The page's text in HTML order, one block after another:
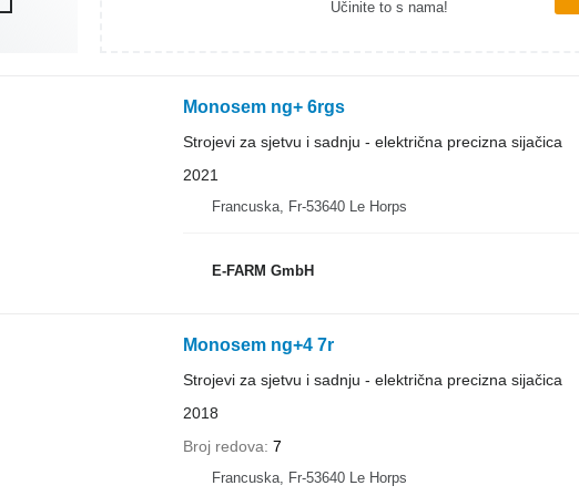
Učinite to s nama!
Monosem ng+ 6rgs
Strojevi za sjetvu i sadnju - električna precizna sijačica
2021
Francuska, Fr-53640 Le Horps
E-FARM GmbH
Monosem ng+4 7r
Strojevi za sjetvu i sadnju - električna precizna sijačica
2018
Broj redova 7
Francuska, Fr-53640 Le Horps